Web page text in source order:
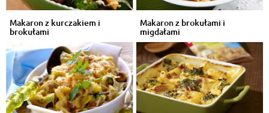
Makaron z kurczakiem i
brokułami
Makaron z brokułami i
migdałami